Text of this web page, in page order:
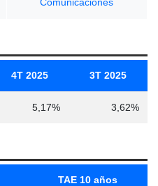
4T 2025 3T 2025
5,17% 3,62%
TAE 10 años